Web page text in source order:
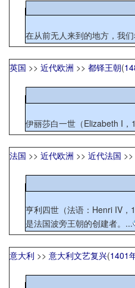
英国 >> 近代欧洲 >> 都铎王朝(
伊丽莎白一世（Elizabeth I
法国 >> 近代欧洲 >> 近代法国 >>
亨利四世（法语：Henri IV，
是法国波旁王朝的创建者。...
意大利 >> 意大利文艺复兴(1401